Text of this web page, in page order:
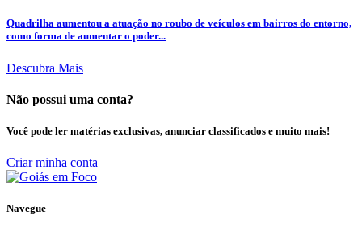
Quadrilha aumentou a atuação no roubo de veículos em bairros do entorno,
como forma de aumentar o poder...
Descubra Mais
Não possui uma conta?
Você pode ler matérias exclusivas, anunciar classificados e muito mais!
Criar minha conta
Navegue